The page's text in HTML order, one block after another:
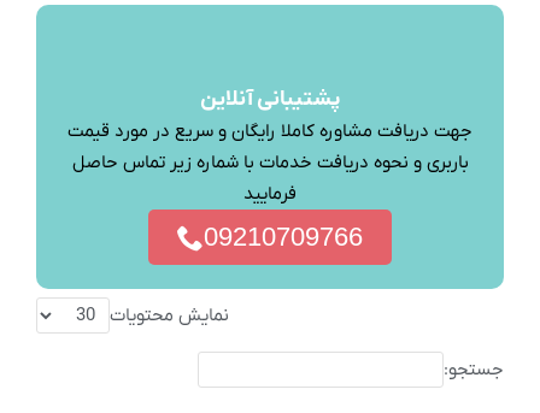
پشتیبانی آنلاین
جهت دریافت مشاوره کاملا رایگان و سریع در مورد قیمت
باربری و نحوه دریافت خدمات با شماره زیر تماس حاصل
فرمایید
09210709766
نمایش محتویات
جستجو: